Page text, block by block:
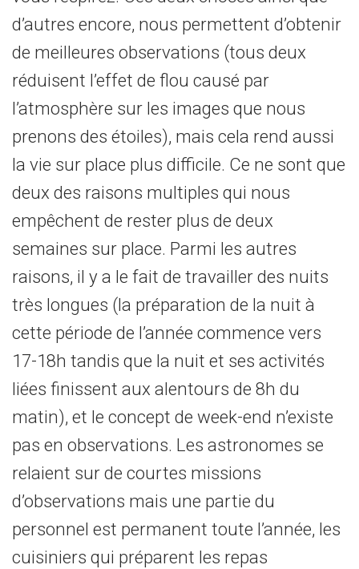
d’autres encore, nous permettent d’obtenir
de meilleures observations (tous deux
réduisent l’effet de flou causé par
l’atmosphère sur les images que nous
prenons des étoiles), mais cela rend aussi
la vie sur place plus difficile. Ce ne sont que
deux des raisons multiples qui nous
empêchent de rester plus de deux
semaines sur place. Parmi les autres
raisons, il y a le fait de travailler des nuits
très longues (la préparation de la nuit à
cette période de l’année commence vers
17-18h tandis que la nuit et ses activités
liées finissent aux alentours de 8h du
matin), et le concept de week-end n’existe
pas en observations. Les astronomes se
relaient sur de courtes missions
d’observations mais une partie du
personnel est permanent toute l’année, les
cuisiniers qui préparent les repas